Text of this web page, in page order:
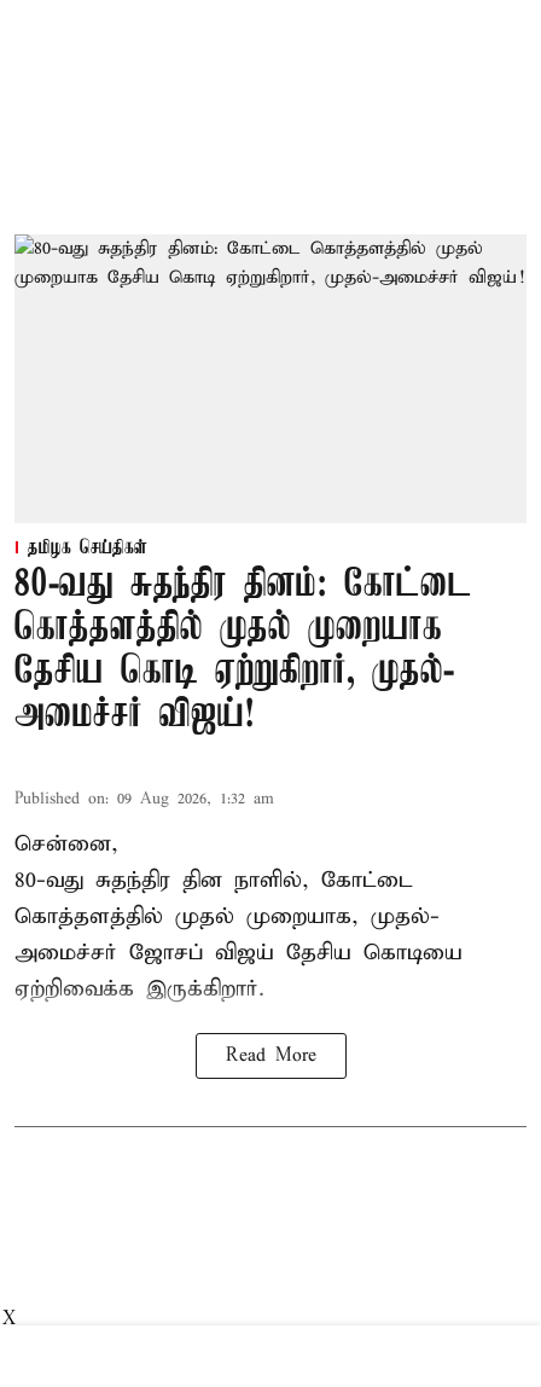
தமிழக செய்திகள்
80-வது சுதந்திர தினம்: கோட்டை
கொத்தளத்தில் முதல் முறையாக
தேசிய கொடி ஏற்றுகிறார், முதல்-
அமைச்சர் விஜய்!
Published on: 09 Aug 2026, 1:32 am
சென்னை,
80-வது சுதந்திர தின நாளில், கோட்டை
கொத்தளத்தில் முதல் முறையாக, முதல்-
அமைச்சர் ஜோசப் விஜய் தேசிய கொடியை
ஏற்றிவைக்க இருக்கிறார்.
Read More
X